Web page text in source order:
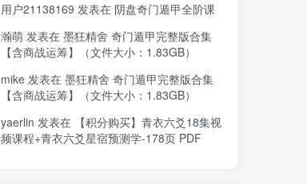
用户21138169 发表在 阴盘奇门遁甲全阶课
瀚萌 发表在 墨狂精舍 奇门遁甲完整版合集
【含商战运筹】（文件大小：1.83GB）
mike 发表在 墨狂精舍 奇门遁甲完整版合集
【含商战运筹】（文件大小：1.83GB）
yaerlin 发表在 【积分购买】青衣六爻18集视
频课程+青衣六爻星宿预测学-178页 PDF